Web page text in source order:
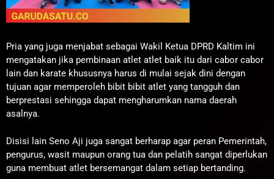
Pria yang juga menjabat sebagai Wakil Ketua DPRD Kaltim ini
mengatakan jika pembinaan atlet atlet baik itu dari cabor cabor
lain dan karate khususnya harus di mulai sejak dini dengan
tujuan agar memperoleh bibit bibit atlet yang tangguh dan
berprestasi sehingga dapat mengharumkan nama daerah
asalnya.
Disisi lain Seno Aji juga sangat berharap agar peran Pemerintah,
pengurus, wasit maupun orang tua dan pelatih sangat diperlukan
guna membuat atlet bersemangat dalam setiap bertanding.